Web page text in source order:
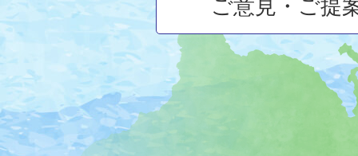
磯
町
の
位
ご意見・ご提